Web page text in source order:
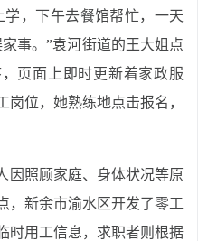
学，下午去餐馆帮忙，一天
事。”袁河街道的王大姐点
页面上即时更新着家政服
位，她熟练地点击报名，
因照顾家庭、身体状况等原
，新余市渝水区开发了零工
时用工信息，求职者则根据